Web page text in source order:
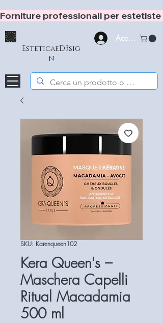
Forniture professionali per
EsteticaeD3sig
n
Accedi
SKU: Karenqueen102
Kera Queen's –
Maschera Capelli
Ritual Macadamia
500 ml